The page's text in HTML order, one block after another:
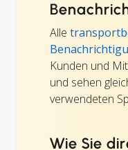
Alle
Kunden und
und sehen
verwendeten
Wie Sie